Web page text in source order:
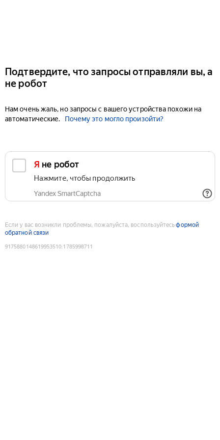
Подтвердите, что запросы отправляли вы, а
не робот
Нам очень жаль, но запросы с вашего устройства похожи на
автоматические.
Почему это могло произойти?
Я не робот
Нажмите, чтобы продолжить
Yandex SmartCaptcha
Если у вас возникли проблемы, пожалуйста, воспользуйтесьформой
обратной связи
9175880148619953510:1785998711